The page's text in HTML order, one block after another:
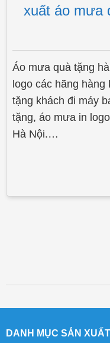
DANH MỤC SẢN
Áo mưa quà
xuất áo mưa
Áo mưa quà tặng
logo các hãng
tặng khách đi máy
Hà Nội.…
Post